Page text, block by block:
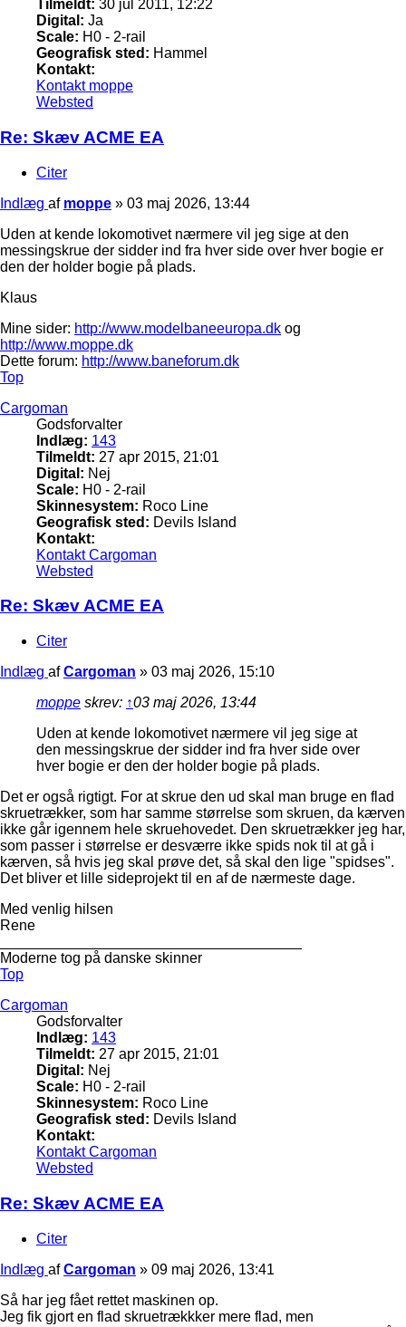
Tilmeldt: 30 jul 2011, 12:22
Digital: Ja
Scale: H0 - 2-rail
Geografisk sted: Hammel
Kontakt:
Kontakt moppe
Websted
Re: Skæv ACME EA
Citer
Indlæg af moppe » 03 maj 2026, 13:44
Uden at kende lokomotivet nærmere vil jeg sige at den
messingskrue der sidder ind fra hver side over hver bogie er
den der holder bogie på plads.
Klaus
Mine sider: http://www.modelbaneeuropa.dk og
http://www.moppe.dk
Dette forum: http://www.baneforum.dk
Top
Cargoman
Godsforvalter
Indlæg: 143
Tilmeldt: 27 apr 2015, 21:01
Digital: Nej
Scale: H0 - 2-rail
Skinnesystem: Roco Line
Geografisk sted: Devils Island
Kontakt:
Kontakt Cargoman
Websted
Re: Skæv ACME EA
Citer
Indlæg afCargoman » 03 maj 2026, 15:10
moppe skrev: ↑03 maj 2026, 13:44
Uden at kende lokomotivet nærmere vil jeg sige at
den messingskrue der sidder ind fra hver side over
hver bogie er den der holder bogie på plads.
Det er også rigtigt. For at skrue den ud skal man bruge en flad
skruetrækker, som har samme størrelse som skruen, da kærven
ikke går igennem hele skruehovedet. Den skruetrækker jeg har,
som passer i størrelse er desværre ikke spids nok til at gå i
kærven, så hvis jeg skal prøve det, så skal den lige "spidses".
Det bliver et lille sideprojekt til en af de nærmeste dage.
Med venlig hilsen
Rene
Moderne tog på danske skinner
Top
Cargoman
Godsforvalter
Indlæg: 143
Tilmeldt: 27 apr 2015, 21:01
Digital: Nej
Scale: H0 - 2-rail
Skinnesystem: Roco Line
Geografisk sted: Devils Island
Kontakt:
Kontakt Cargoman
Websted
Re: Skæv ACME EA
Citer
Indlæg afCargoman » 09 maj 2026, 13:41
Så har jeg fået rettet maskinen op.
Jeg fik gjort en flad skruetrækkker mere flad, men